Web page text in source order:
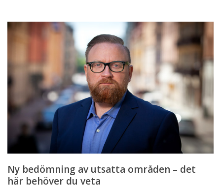
Ny
bedömning
områden
här
behöver
veta
Ny bedömning av utsatta områden – det
här behöver du veta